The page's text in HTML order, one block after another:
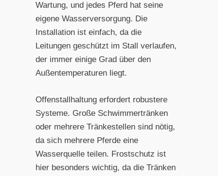
Wartung, und jedes Pferd hat seine
eigene Wasserversorgung. Die
Installation ist einfach, da die
Leitungen geschützt im Stall verlaufen,
der immer einige Grad über den
Außentemperaturen liegt.
Offenstallhaltung erfordert robustere
Systeme. Große Schwimmertränken
oder mehrere Tränkestellen sind nötig,
da sich mehrere Pferde eine
Wasserquelle teilen. Frostschutz ist
hier besonders wichtig, da die Tränken